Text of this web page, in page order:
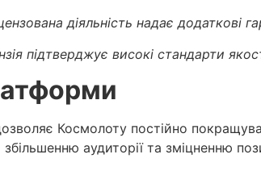
діяльність надає додаткові
підтверджує високі стандарти
Космолоту постійно
аудиторії та зміцненню